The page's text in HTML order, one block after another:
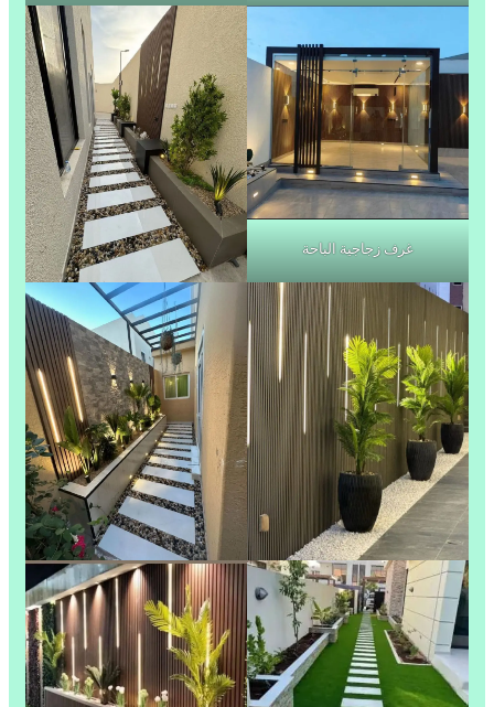
غرف زجاجية الباحة